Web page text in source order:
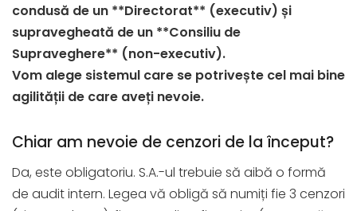
condusă de un **Directorat** (executiv) și
supravegheată de un **Consiliu de
Supraveghere** (non-executiv).
Vom alege sistemul care se potrivește cel mai bine
agilității de care aveți nevoie.
Chiar am nevoie de cenzori de la început?
Da, este obligatoriu. S.A.-ul trebuie să aibă o formă
de audit intern. Legea vă obligă să numiți fie 3 cenzori